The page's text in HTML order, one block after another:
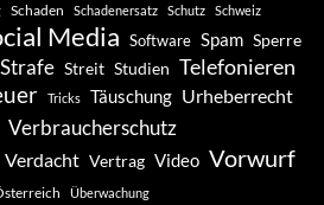
Schaden Schadenersatz Schutz Schweiz
Media Software Spam Sperre
Strafe Streit Studien Telefonieren
Tricks Täuschung Urheberrecht
Verbraucherschutz
Verdacht Vertrag Video Vorwurf
Überwachung